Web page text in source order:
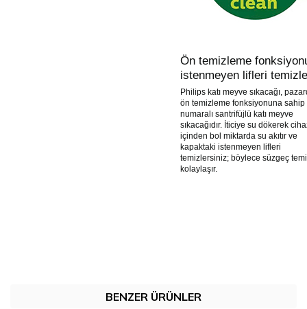
Ön temizleme
istenmeyen lifleri
Philips katı meyve sıkacağı,
ön temizleme fonksiyonuna sahip
numaralı santrifüjlü katı meyve
sıkacağıdır. İticiye su dökerek
içinden bol miktarda su akıtır ve
kapaktaki istenmeyen lifleri
temizlersiniz; böylece süzgeç
kolaylaşır.
BENZER ÜRÜNLER